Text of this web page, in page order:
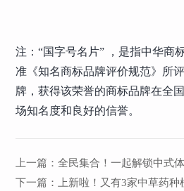
注：“国字号名片” ，是指中华商
准《知名商标品牌评价规范》所
牌，获得该荣誉的商标品牌在全
场知名度和良好的信誉。
上一篇：全民集合！一起解锁中式
下一篇：
上新啦！又有3家中草药